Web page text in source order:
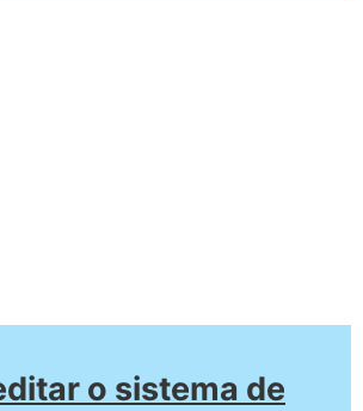
o sistema de